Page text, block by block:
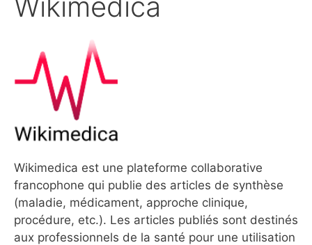
Wikimedica est une plateforme collaborative
francophone qui publie des articles de synthèse
(maladie, médicament, approche clinique,
procédure, etc.). Les articles publiés sont destinés
aux professionnels de la santé pour une utilisation